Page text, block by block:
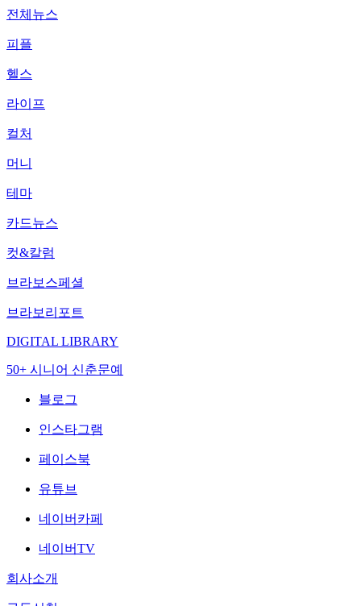
전체뉴스
피플
헬스
라이프
컬처
머니
테마
카드뉴스
컷&칼럼
브라보스페셜
브라보리포트
DIGITAL LIBRARY
50+ 시니어 신춘문예
블로그
인스타그램
페이스북
유튜브
네이버카페
네이버TV
회사소개